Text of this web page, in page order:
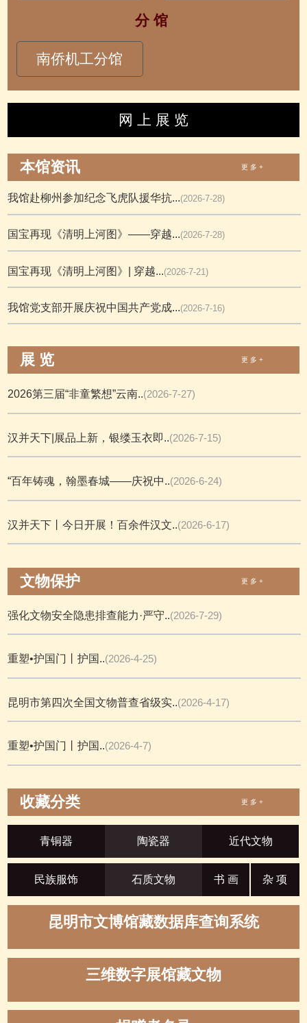
分 馆
南侨机工分馆
网 上 展 览
本馆资讯 更 多 +
我馆赴柳州参加纪念飞虎队援华抗...(2026-7-28)
国宝再现《清明上河图》——穿越...(2026-7-28)
国宝再现《清明上河图》| 穿越...(2026-7-21)
我馆党支部开展庆祝中国共产党成...(2026-7-16)
展 览 更 多 +
2026第三届“非童繁想”云南..(2026-7-27)
汉并天下|展品上新，银缕玉衣即..(2026-7-15)
“百年铸魂，翰墨春城——庆祝中..(2026-6-24)
汉并天下丨今日开展！百余件汉文..(2026-6-17)
文物保护 更 多 +
强化文物安全隐患排查能力·严守..(2026-7-29)
重塑•护国门丨护国..(2026-4-25)
昆明市第四次全国文物普查省级实..(2026-4-17)
重塑•护国门丨护国..(2026-4-7)
收藏分类 更 多 +
青铜器 陶瓷器 近代文物
民族服饰 石质文物 书 画 杂 项
昆明市文博馆藏数据库查询系统
三维数字展馆藏文物